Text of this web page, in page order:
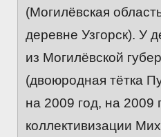
(Могилёвская
деревне Узгорск). У
из Могилёвской
(двоюродная тётка
на 2009 год, на
коллективизации